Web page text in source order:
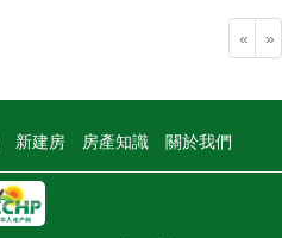
« »
新建房 房產知識 關於我們